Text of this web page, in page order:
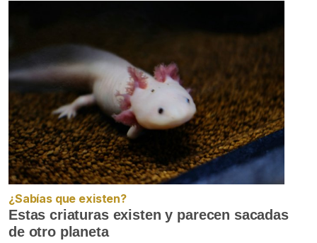
¿Sabías que existen?
Estas criaturas existen y parecen sacadas
de otro planeta